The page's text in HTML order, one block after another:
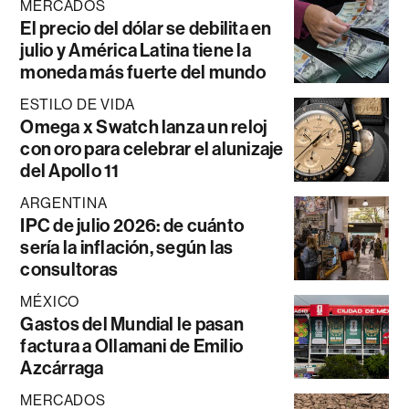
MERCADOS
El precio del dólar se debilita en
julio y América Latina tiene la
moneda más fuerte del mundo
ESTILO DE VIDA
Omega x Swatch lanza un reloj
con oro para celebrar el alunizaje
del Apollo 11
ARGENTINA
IPC de julio 2026: de cuánto
sería la inflación, según las
consultoras
MÉXICO
Gastos del Mundial le pasan
factura a Ollamani de Emilio
Azcárraga
MERCADOS